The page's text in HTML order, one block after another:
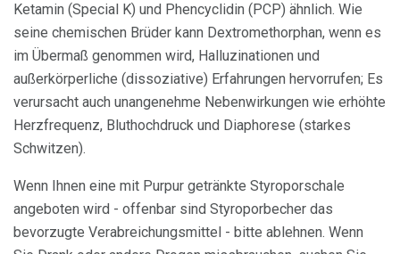
Ketamin (Special K) und Phencyclidin (PCP) ähnlich. Wie
seine chemischen Brüder kann Dextromethorphan, wenn es
im Übermaß genommen wird, Halluzinationen und
außerkörperliche (dissoziative) Erfahrungen hervorrufen; Es
verursacht auch unangenehme Nebenwirkungen wie erhöhte
Herzfrequenz, Bluthochdruck und Diaphorese (starkes
Schwitzen).
Wenn Ihnen eine mit Purpur getränkte Styroporschale
angeboten wird - offenbar sind Styroporbecher das
bevorzugte Verabreichungsmittel - bitte ablehnen. Wenn